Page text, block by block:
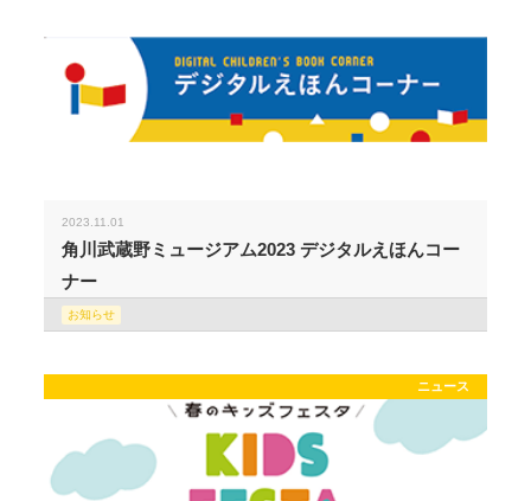
2023.11.01
角川武蔵野ミュージアム2023 デジタルえほんコー
ナー
お知らせ
ニュース